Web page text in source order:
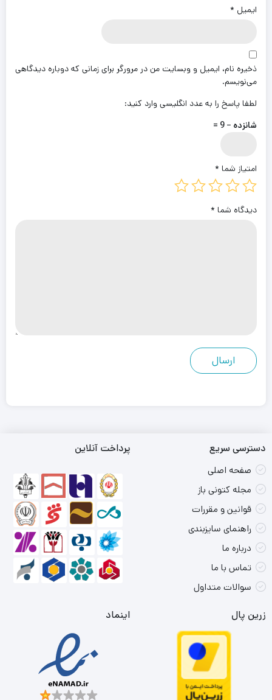
ایمیل *
ذخیره نام، ایمیل و وبسایت من در مرورگر برای زمانی که دوباره دیدگاهی
می‌نویسم.
لطفا پاسخ را به عدد انگلیسی وارد کنید:
شانزده − 9 =
امتیاز شما *
دیدگاه شما *
دسترسی سریع
صفحه اصلی
مجله کتونی باز
قوانین و مقررات
راهنمای سایزبندی
درباره ما
تماس با ما
سوالات متداول
پرداخت آنلاین
زرین پال اینماد